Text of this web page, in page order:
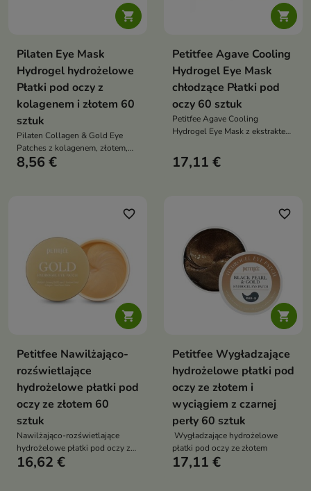

Pilaten Eye Mask
Hydrogel hydrożelowe
Płatki pod oczy z
kolagenem i złotem 60
sztuk
Pilaten Collagen & Gold Eye
Patches z kolagenem, złotem,
peptydami i ekstraktem z
drobne zmarszczki, przywracając
po jednym użyciu
8,56 €

Petitfee Agave Cooling
Hydrogel Eye Mask
chłodzące Płatki pod
oczy 60 sztuk
Petitfee Agave Cooling
Hydrogel Eye Mask z ekstraktem
kofeiną i proszkiem
bambusowym chłodzi, nawilża i
drobne zmarszczki, przywracając
spojrzeniu świeżość i promienny
wygląd
17,11 €

favorite_border
Petitfee Nawilżająco-
rozświetlające
hydrożelowe płatki pod
oczy ze złotem 60
sztuk
Nawilżająco-rozświetlające
hydrożelowe płatki pod oczy ze
złotem
16,62 €

favorite_border
Petitfee Wygładzające
hydrożelowe płatki pod
oczy ze złotem i
wyciągiem z czarnej
perły 60 sztuk
Wygładzające hydrożelowe
płatki pod oczy ze złotem
17,11 €